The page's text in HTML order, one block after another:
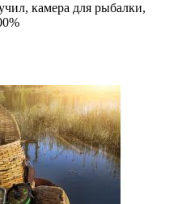
камера для рыбалки,